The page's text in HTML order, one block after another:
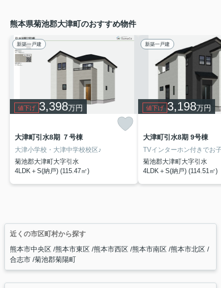
熊本県菊池郡大津町のおすすめ物件
新築一戸建
値下げ 3,398万円
大津町引水8期 ７号棟
大津小学校・大津中学校校区♪
菊池郡大津町大字引水
4LDK＋S(納戸) (115.47㎡)
新築一戸建
値下げ 3,198万円
大津町引水8期 9号棟
菊池郡大津町大字引水
4LDK＋S(納戸) (114.51㎡)
近くの市区町村から探す
熊本市中央区 熊本市東区 熊本市西区 熊本市南区 熊本市北区
合志市 菊池郡菊陽町